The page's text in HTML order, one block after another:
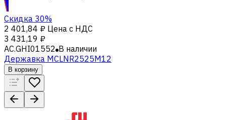
Скидка 30%
2 401,84 ₽ Цена с НДС
3 431,19 ₽
AC.GHI01552 В наличии
Державка MCLNR2525M12
В корзину